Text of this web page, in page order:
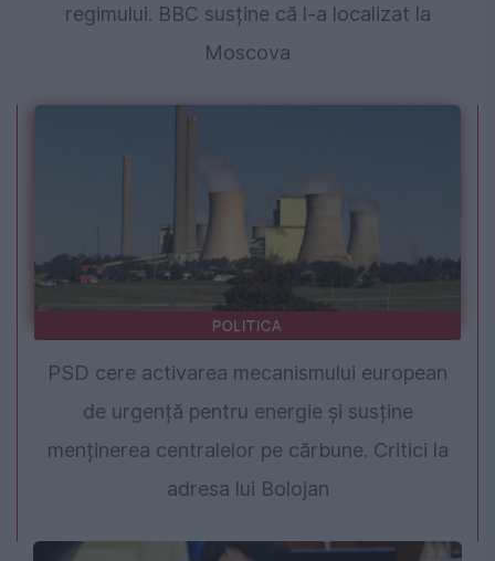
regimului. BBC susține că l-a localizat la
Moscova
POLITICA
PSD cere activarea mecanismului european
de urgență pentru energie și susține
menținerea centralelor pe cărbune. Critici la
adresa lui Bolojan